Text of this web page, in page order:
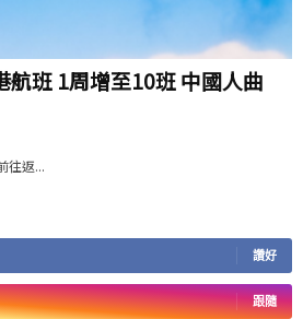
航班 1周增至10班 中國人曲
往返...
讚好
跟隨